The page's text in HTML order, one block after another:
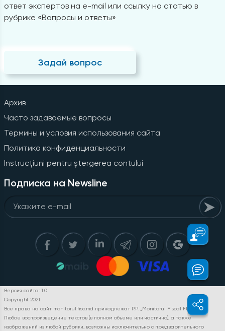
ответ экспертов на e-mail или ссылку на статью в
рубрике «Вопросы и ответы»
Задай вопрос
Архив
Часто задаваемые вопросы
Термины и условия использования сайта
Политика конфиденциальности
Instrucțiuni pentru ștergerea contului
Подписка на Newsline
Версия сайта: 1.0
Copyright 2021
Все права на сайт monitorul.fisc.md принадлежат P.P. „Monitorul Fiscal FISC.MD”.
Любое воспроизведение текстов (в полном объеме или частично), а также
изображений из любой рубрики, возможны исключительно с предварительного